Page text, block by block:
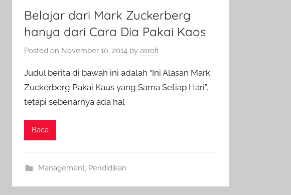
Belajar dari Mark Zuckerberg
hanya dari Cara Dia Pakai Kaos
Posted on November 10, 2014 by asrofi
Judul berita di bawah ini adalah “Ini Alasan Mark
Zuckerberg Pakai Kaus yang Sama Setiap Hari”,
tetapi sebenarnya ada hal
Baca
Management, Pendidikan